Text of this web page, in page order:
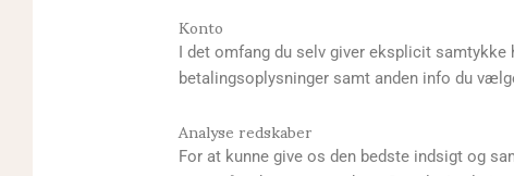
Konto
I det omfang du selv giver eksplicit samtykke
betalingsoplysninger samt anden info du
Analyse redskaber
For at kunne give os den bedste indsigt og